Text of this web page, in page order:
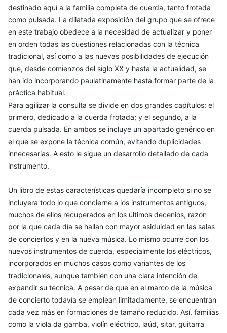
destinado aquí a la familia completa de cuerda, tanto frotada
como pulsada. La dilatada exposición del grupo que se ofrece
en este trabajo obedece a la necesidad de actualizar y poner
en orden todas las cuestiones relacionadas con la técnica
tradicional, así como a las nuevas posibilidades de ejecución
que, desde comienzos del siglo XX y hasta la actualidad, se
han ido incorporando paulatinamente hasta formar parte de la
práctica habitual.
Para agilizar la consulta se divide en dos grandes capítulos: el
primero, dedicado a la cuerda frotada; y el segundo, a la
cuerda pulsada. En ambos se incluye un apartado genérico en
el que se expone la técnica común, evitando duplicidades
innecesarias. A esto le sigue un desarrollo detallado de cada
instrumento.
Un libro de estas características quedaría incompleto si no se
incluyera todo lo que concierne a los instrumentos antiguos,
muchos de ellos recuperados en los últimos decenios, razón
por la que cada día se hallan con mayor asiduidad en las salas
de conciertos y en la nueva música. Lo mismo ocurre con los
nuevos instrumentos de cuerda, especialmente los eléctricos,
incorporados en muchos casos como variantes de los
tradicionales, aunque también con una clara intención de
expandir su técnica. A pesar de que en el marco de la música
de concierto todavía se emplean limitadamente, se encuentran
cada vez más en formaciones de tamaño reducido. Así, familias
como la viola da gamba, violín eléctrico, laúd, sitar, guitarra